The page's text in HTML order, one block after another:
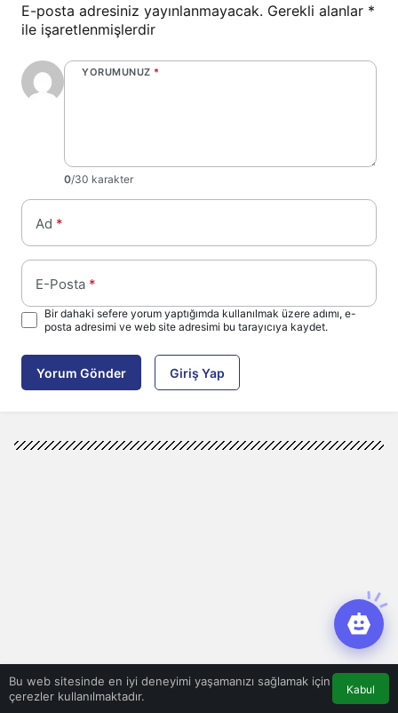
E-posta adresiniz yayınlanmayacak. Gerekli alanlar *
ile işaretlenmişlerdir
YORUMUNUZ *
0/30 karakter
Ad *
E-Posta *
Bir dahaki sefere yorum yaptığımda kullanılmak üzere adımı, e-
posta adresimi ve web site adresimi bu tarayıcıya kaydet.
Yorum Gönder Giriş Yap
Bu web sitesinde en iyi deneyimi yaşamanızı sağlamak için
çerezler kullanılmaktadır.
Kabul